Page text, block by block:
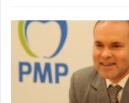
JUSTITIE
FILME DOCUMENTARE
CLIPURI VIDEO
JOCURI ONLINE